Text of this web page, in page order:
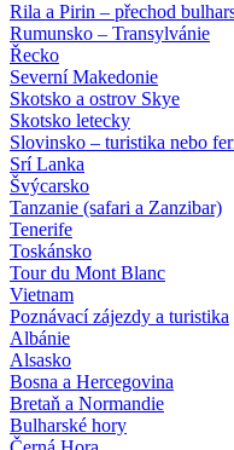
Rila a Pirin – přechod
Rumunsko – Transylvánie
Řecko
Severní Makedonie
Skotsko a ostrov Skye
Skotsko letecky
Slovinsko – turistika nebo
Srí Lanka
Švýcarsko
Tanzanie (safari a Zanzibar)
Tenerife
Toskánsko
Tour du Mont Blanc
Vietnam
Poznávací zájezdy a turistika
Albánie
Alsasko
Bosna a Hercegovina
Bretaň a Normandie
Bulharské hory